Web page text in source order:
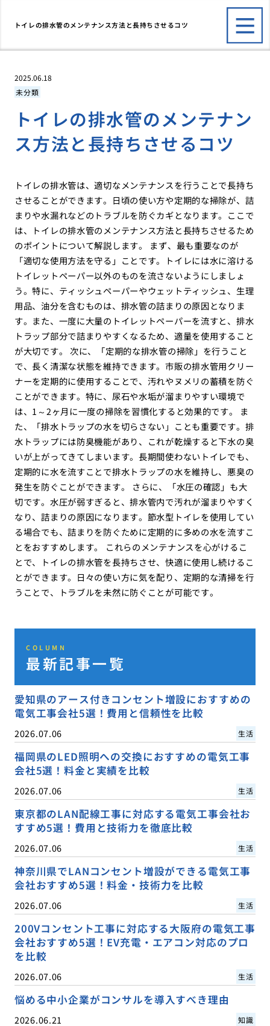
トイレの排水管のメンテナンス方法と長持ちさせるコツ
2025.06.18
未分類
トイレの排水管のメンテナン
ス方法と長持ちさせるコツ
トイレの排水管は、適切なメンテナンスを行うことで長持ち
させることができます。日頃の使い方や定期的な掃除が、詰
まりや水漏れなどのトラブルを防ぐカギとなります。ここで
は、トイレの排水管のメンテナンス方法と長持ちさせるため
のポイントについて解説します。 まず、最も重要なのが
「適切な使用方法を守る」ことです。トイレには水に溶ける
トイレットペーパー以外のものを流さないようにしましょ
う。特に、ティッシュペーパーやウェットティッシュ、生理
用品、油分を含むものは、排水管の詰まりの原因となりま
す。また、一度に大量のトイレットペーパーを流すと、排水
トラップ部分で詰まりやすくなるため、適量を使用すること
が大切です。 次に、「定期的な排水管の掃除」を行うこと
で、長く清潔な状態を維持できます。市販の排水管用クリー
ナーを定期的に使用することで、汚れやヌメリの蓄積を防ぐ
ことができます。特に、尿石や水垢が溜まりやすい環境で
は、1～2ヶ月に一度の掃除を習慣化すると効果的です。 ま
た、「排水トラップの水を切らさない」ことも重要です。排
水トラップには防臭機能があり、これが乾燥すると下水の臭
いが上がってきてしまいます。長期間使わないトイレでも、
定期的に水を流すことで排水トラップの水を維持し、悪臭の
発生を防ぐことができます。 さらに、「水圧の確認」も大
切です。水圧が弱すぎると、排水管内で汚れが溜まりやすく
なり、詰まりの原因になります。節水型トイレを使用してい
る場合でも、詰まりを防ぐために定期的に多めの水を流すこ
とをおすすめします。 これらのメンテナンスを心がけるこ
とで、トイレの排水管を長持ちさせ、快適に使用し続けるこ
とができます。日々の使い方に気を配り、定期的な清掃を行
うことで、トラブルを未然に防ぐことが可能です。
COLUMN
最新記事一覧
愛知県のアース付きコンセント増設におすすめの
電気工事会社5選！費用と信頼性を比較
2026.07.06 生活
福岡県のLED照明への交換におすすめの電気工事
会社5選！料金と実績を比較
2026.07.06 生活
東京都のLAN配線工事に対応する電気工事会社お
すすめ5選！費用と技術力を徹底比較
2026.07.06 生活
神奈川県でLANコンセント増設ができる電気工事
会社おすすめ5選！料金・技術力を比較
2026.07.06 生活
200Vコンセント工事に対応する大阪府の電気工事
会社おすすめ5選！EV充電・エアコン対応のプロ
を比較
2026.07.06 生活
悩める中小企業がコンサルを導入すべき理由
2026.06.21 知識